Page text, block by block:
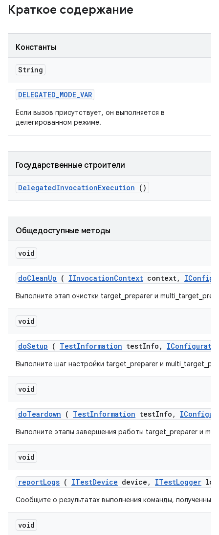
Краткое содержание
Константы
String
DELEGATED_MODE_VAR
Если вызов присутствует, он выполняется в
делегированном режиме.
Государственные строители
DelegatedInvocationExecution ()
Общедоступные методы
void
doCleanUp ( IInvocationContext context,
Выполните этап очистки target_preparer и
void
doSetup ( TestInformation testInfo ,
Выполните шаг настройки target_preparer и
void
doTeardown ( TestInformation testInfo ,
Выполните этапы завершения работы target_preparer и
void
reportLogs ( ITestDevice device , ITestLogger
Сообщите о результатах выполнения команды,
void